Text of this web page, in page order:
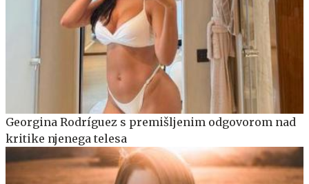
Georgina Rodríguez s premišljenim odgovorom nad
kritike njenega telesa